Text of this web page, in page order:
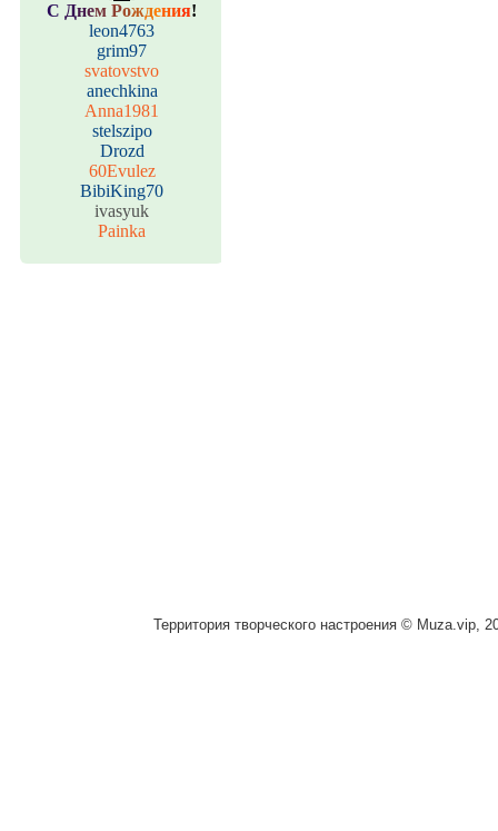
С Днем Рождения!
leon4763
grim97
svatovstvo
anechkina
Anna1981
stelszipo
Drozd
60Evulez
BibiKing70
ivasyuk
Painka
Территория творческого настроения © Muza.vip,